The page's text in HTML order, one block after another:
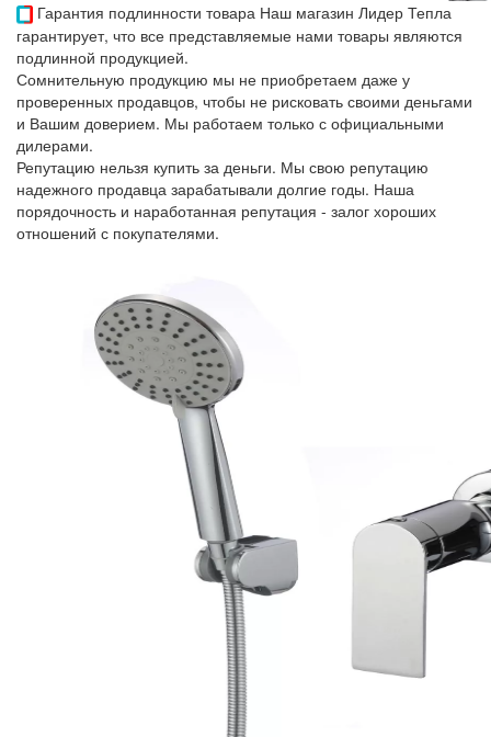
Гарантия подлинности товара Наш магазин Лидер Тепла
гарантирует, что все представляемые нами товары являются
подлинной продукцией.
Сомнительную продукцию мы не приобретаем даже у
проверенных продавцов, чтобы не рисковать своими деньгами
и Вашим доверием. Мы работаем только с официальными
дилерами.
Репутацию нельзя купить за деньги. Мы свою репутацию
надежного продавца зарабатывали долгие годы. Наша
порядочность и наработанная репутация - залог хороших
отношений с покупателями.